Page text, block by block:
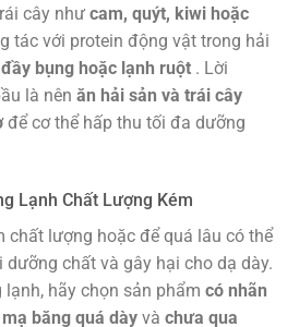
cây như cam, quýt, kiwi hoặc
tác với protein động vật trong hải
bụng hoặc lạnh ruột . Lời
là nên ăn hải sản và trái cây
để cơ thể hấp thu tối đa dưỡng
Lạnh Chất Lượng Kém
chất lượng hoặc để quá lâu có thể
dưỡng chất và gây hại cho dạ dày.
lạnh, hãy chọn sản phẩm có nhãn
băng quá dày và chưa qua